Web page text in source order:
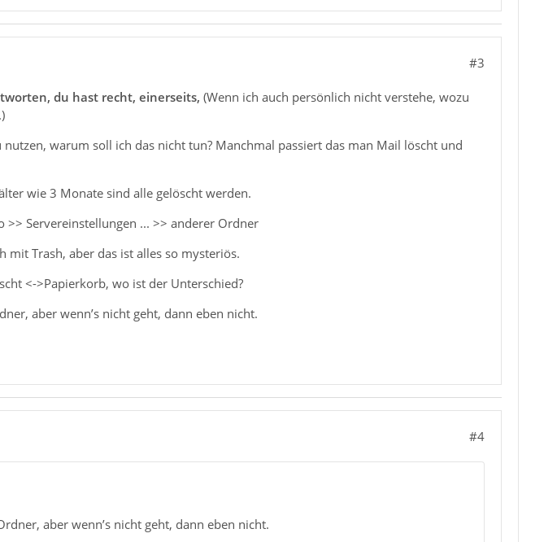
#3
du hast recht, einerseits, (Wenn ich auch persönlich nicht verstehe, wozu
warum soll ich das nicht tun? Manchmal passiert das man Mail löscht und
wie 3 Monate sind alle gelöscht werden.
Servereinstellungen ... >> anderer Ordner
mit Trash, aber das ist alles so mysteriös.
<->Papierkorb, wo ist der Unterschied?
aber wenn’s nicht geht, dann eben nicht.
#4
aber wenn’s nicht geht, dann eben nicht.